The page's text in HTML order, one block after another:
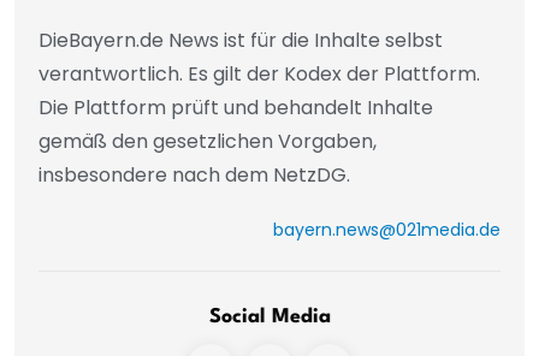
DieBayern.de News ist für die Inhalte selbst
verantwortlich. Es gilt der Kodex der Plattform.
Die Plattform prüft und behandelt Inhalte
gemäß den gesetzlichen Vorgaben,
insbesondere nach dem NetzDG.
bayern.news@021media.de
Social Media